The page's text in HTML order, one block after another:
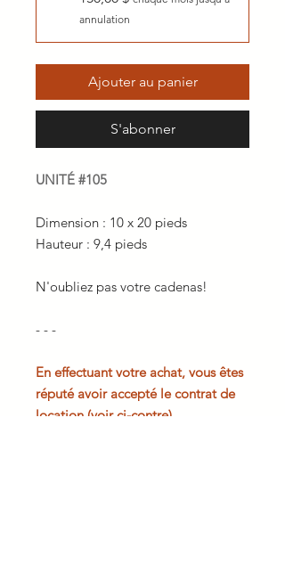
annulation
Ajouter au panier
S'abonner
UNITÉ #105
Dimension : 10 x 20 pieds
Hauteur : 9,4 pieds
N'oubliez pas votre cadenas!
- - -
En effectuant votre achat, vous êtes
réputé avoir accepté le contrat de
location (voir ci-contre).